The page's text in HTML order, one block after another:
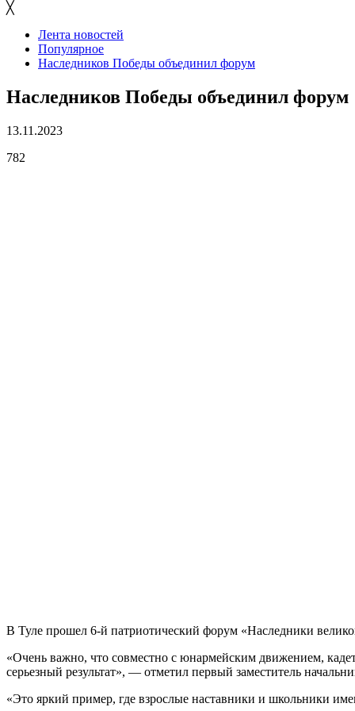
╳
Лента новостей
Популярное
Наследников Победы объединил форум
Наследников Победы объединил форум
13.11.2023
782
В Туле прошел 6-й патриотический форум «Наследники
«Очень важно, что совместно с юнармейским движением,
серьезный результат», — отметил первый заместитель
«Это яркий пример, где взрослые наставники и школьники